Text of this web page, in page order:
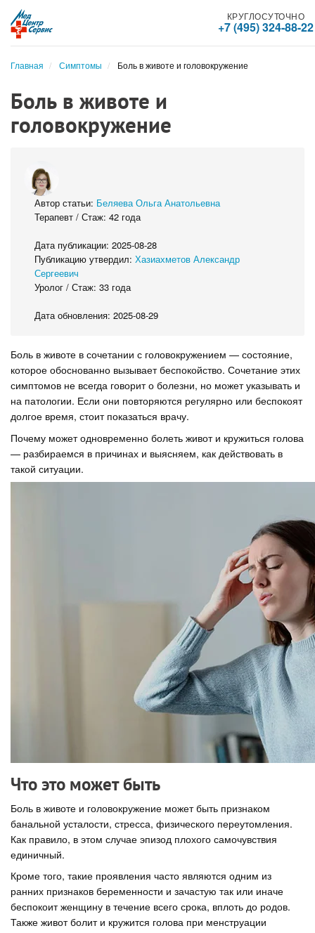
КРУГЛОСУТОЧНО
+7 (495) 324-88-22
Главная Симптомы Боль в животе и головокружение
Боль в животе и
головокружение
Автор статьи: Беляева Ольга Анатольевна
Терапевт / Стаж: 42 года
Дата публикации: 2025-08-28
Публикацию утвердил: Хазиахметов Александр
Сергеевич
Уролог / Стаж: 33 года
Дата обновления: 2025-08-29
Боль в животе в сочетании с головокружением — состояние,
которое обоснованно вызывает беспокойство. Сочетание этих
симптомов не всегда говорит о болезни, но может указывать и
на патологии. Если они повторяются регулярно или беспокоят
долгое время, стоит показаться врачу.
Почему может одновременно болеть живот и кружиться голова
— разбираемся в причинах и выясняем, как действовать в
такой ситуации.
Что это может быть
Боль в животе и головокружение может быть признаком
банальной усталости, стресса, физического переутомления.
Как правило, в этом случае эпизод плохого самочувствия
единичный.
Кроме того, такие проявления часто являются одним из
ранних признаков беременности и зачастую так или иначе
беспокоит женщину в течение всего срока, вплоть до родов.
Также живот болит и кружится голова при менструации